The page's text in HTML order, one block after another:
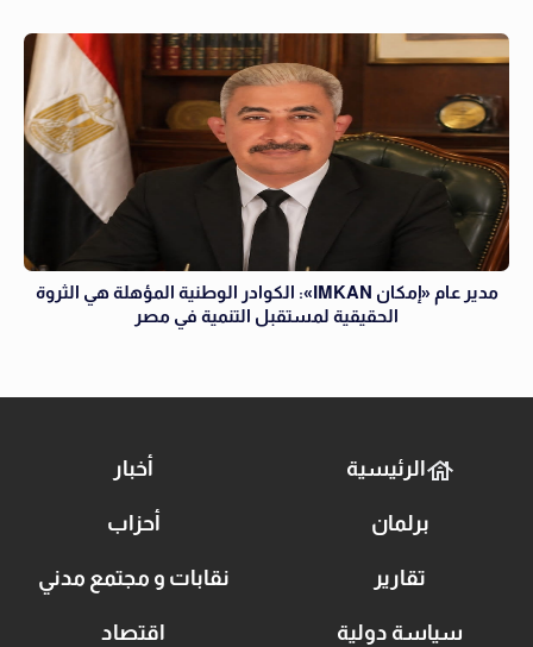
مدير عام «إمكان IMKAN»: الكوادر الوطنية المؤهلة هي الثروة
الحقيقية لمستقبل التنمية في مصر
الرئيسية أخبار
برلمان أحزاب
تقارير نقابات و مجتمع مدني
سياسة دولية اقتصاد